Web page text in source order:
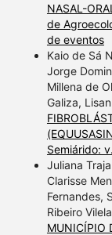
NASAL-
de
de eventos
Kaio de Sá
Jorge
Millena de
Galiza,
Semiárido:
Juliana
Clarisse
Fernandes,
Ribeiro
MUNICÍPIO